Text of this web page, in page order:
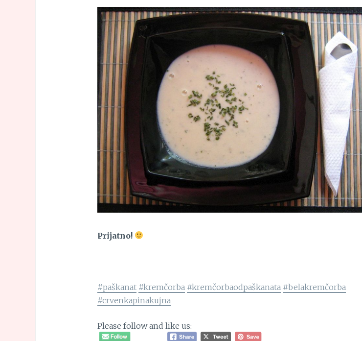
Prijatno!
#paškanat #kremčorba #kremčorbaodpaškanata #belakremčorba
#crvenkapinakujna
Please follow and like us: